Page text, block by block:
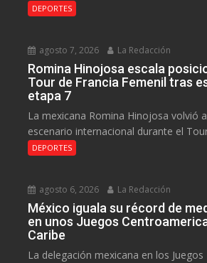
DEPORTES
agosto 7, 2026 La Redacción
Romina Hinojosa escala
Tour de Francia Femenil tras
etapa 7
La mexicana Romina Hinojosa volvió
escenario internacional durante el
DEPORTES
agosto 6, 2026 La Redacción
México iguala su récord de
en unos Juegos
Caribe
La delegación mexicana en los Juegos